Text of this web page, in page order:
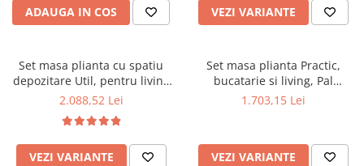
ADAUGA IN COS VEZI VARIANTE
Set masa plianta cu spatiu
depozitare Util, pentru living
si bucatarie, PAL, structura
160x96x80 cm si 6 scaune
pliante, tapitate, piele
ecologica, fag
2.088,52 Lei
VEZI VARIANTE
Set masa plianta Practic,
bucatarie si living, Pal
Melaminat, insertii lemn
pliante, tapitate, piele
ecologica, fag
1.703,15 Lei
VEZI VARIANTE